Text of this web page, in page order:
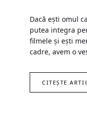
Dacă ești omul
putea integra
filmele și ești
cadre, avem o
CITEȘTE